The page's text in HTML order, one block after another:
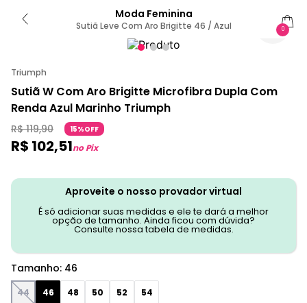
Moda Feminina
Sutiã Leve Com Aro Brigitte 46 / Azul 0
Triumph
Sutiã W Com Aro Brigitte Microfibra Dupla Com
Renda Azul Marinho Triumph
R$ 119,90 15%OFF
R$ 102,51no Pix
Aproveite o nosso provador virtual
É só adicionar suas medidas e ele te dará a melhor
opção de tamanho. Ainda ficou com dúvida?
Consulte nossa tabela de medidas.
Tamanho: 46
44 46 48 50 52 54